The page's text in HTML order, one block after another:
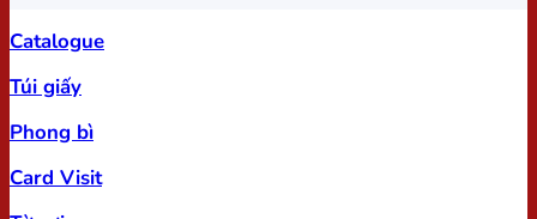
Catalogue
Túi giấy
Phong bì
Card Visit